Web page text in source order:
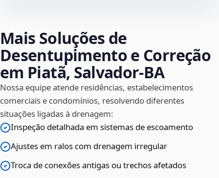
Mais Soluções de
Desentupimento e Correção
em Piatã, Salvador‑BA
Nossa equipe atende residências, estabelecimentos
comerciais e condomínios, resolvendo diferentes
situações ligadas à drenagem:
Inspeção detalhada em sistemas de escoamento
Ajustes em ralos com drenagem irregular
Troca de conexões antigas ou trechos afetados